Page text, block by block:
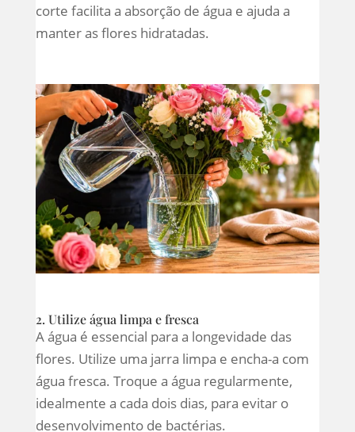
corte facilita a absorção de água e ajuda a
manter as flores hidratadas.
2. Utilize água limpa e fresca
A água é essencial para a longevidade das
flores. Utilize uma jarra limpa e encha-a com
água fresca. Troque a água regularmente,
idealmente a cada dois dias, para evitar o
desenvolvimento de bactérias.